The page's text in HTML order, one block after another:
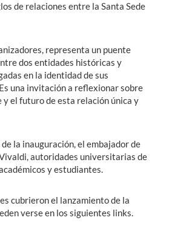
de relaciones entre la Santa Sede
representa un puente
dos entidades históricas y
en la identidad de sus
una invitación a reflexionar sobre
y el futuro de esta relación única y
la inauguración, el embajador de
autoridades universitarias de
y estudiantes.
cubrieron el lanzamiento de la
verse en los siguientes links.